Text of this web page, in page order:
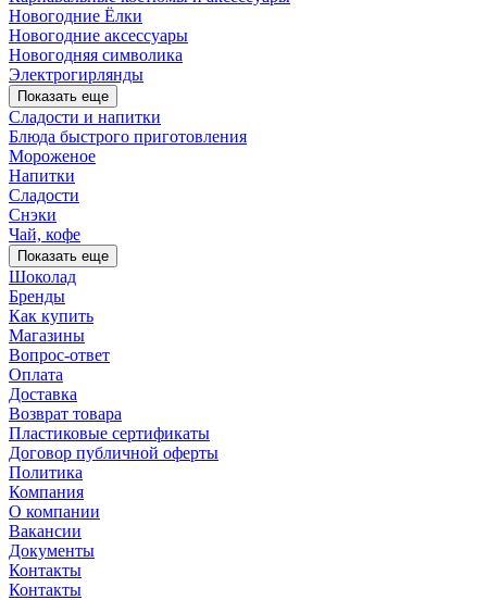
Новогодние Ёлки
Новогодние аксессуары
Новогодняя символика
Электрогирлянды
Показать еще
Сладости и напитки
Блюда быстрого приготовления
Мороженое
Напитки
Сладости
Снэки
Чай, кофе
Показать еще
Шоколад
Бренды
Как купить
Магазины
Вопрос-ответ
Оплата
Доставка
Возврат товара
Пластиковые сертификаты
Договор публичной оферты
Политика
Компания
О компании
Вакансии
Документы
Контакты
Контакты